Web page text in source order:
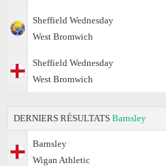
Sheffield Wednesday
West Bromwich
Sheffield Wednesday
West Bromwich
DERNIERS RÉSULTATS Barnsley
Barnsley
Wigan Athletic